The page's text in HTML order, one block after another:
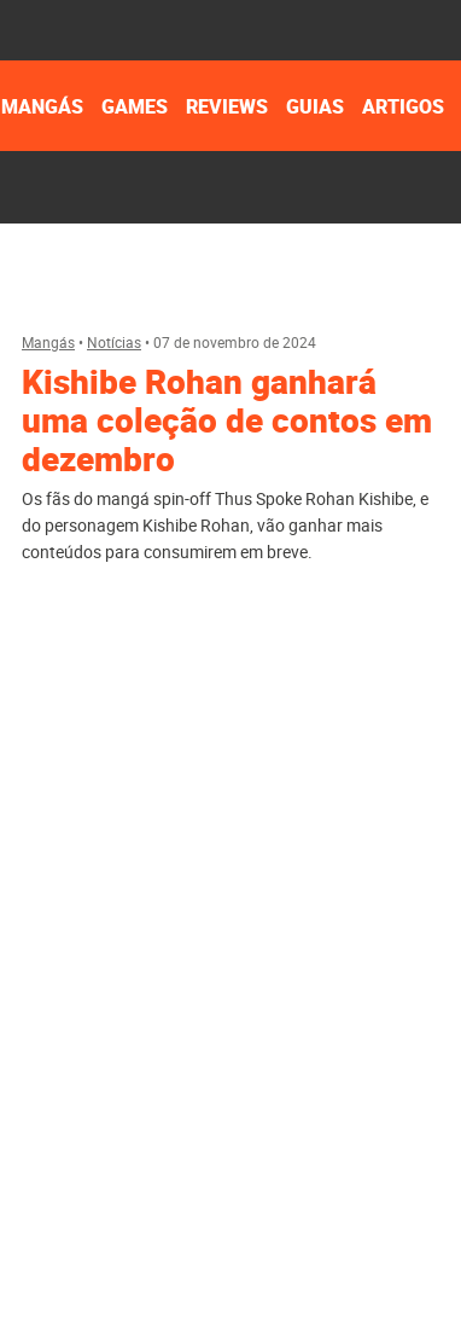
MANGÁS GAMES REVIEWS GUIAS ARTIGOS
Mangás• Notícias•07 de novembro de 2024
Kishibe Rohan ganhará
uma coleção de contos em
dezembro
Os fãs do mangá spin-off Thus Spoke Rohan Kishibe, e
do personagem Kishibe Rohan, vão ganhar mais
conteúdos para consumirem em breve.